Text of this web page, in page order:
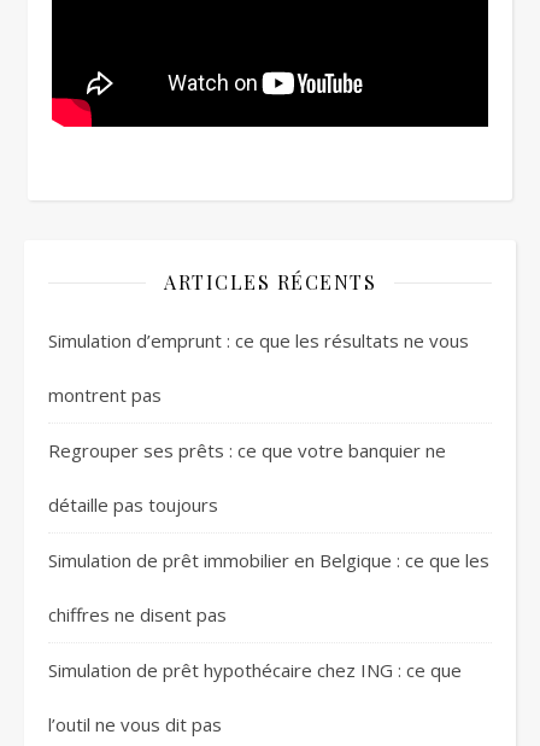
ARTICLES RÉCENTS
Simulation d’emprunt : ce que les résultats ne vous
montrent pas
Regrouper ses prêts : ce que votre banquier ne
détaille pas toujours
Simulation de prêt immobilier en Belgique : ce que les
chiffres ne disent pas
Simulation de prêt hypothécaire chez ING : ce que
l’outil ne vous dit pas